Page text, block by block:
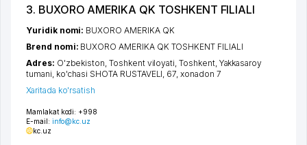
3. BUXORO AMERIKA QK TOSHKENT FILIALI
Mamlakat kodi: +998
E-mail: info@kc.uz
kc.uz
Yuridik nomi: BUXORO AMERIKA QK
Brend nomi: BUXORO AMERIKA QK TOSHKENT FILIALI
Adres: O'zbekiston,Toshkent viloyati,Toshkent, Yakkasaroy
tumani, ko'chasi SHOTA RUSTAVELI, 67, xonadon 7
Xaritada ko'rsatish